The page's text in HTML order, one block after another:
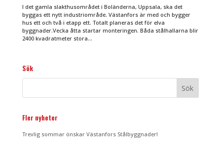
I det gamla slakthusområdet i Boländerna, Uppsala, ska det
byggas ett nytt industriområde. Västanfors är med och bygger
hus ett och två i etapp ett. Totalt planeras det för elva
byggnader.Vecka åtta startar monteringen. Båda stålhallarna blir
2400 kvadratmeter stora...
Sök
Fler nyheter
Trevlig sommar önskar Västanfors Stålbyggnader!